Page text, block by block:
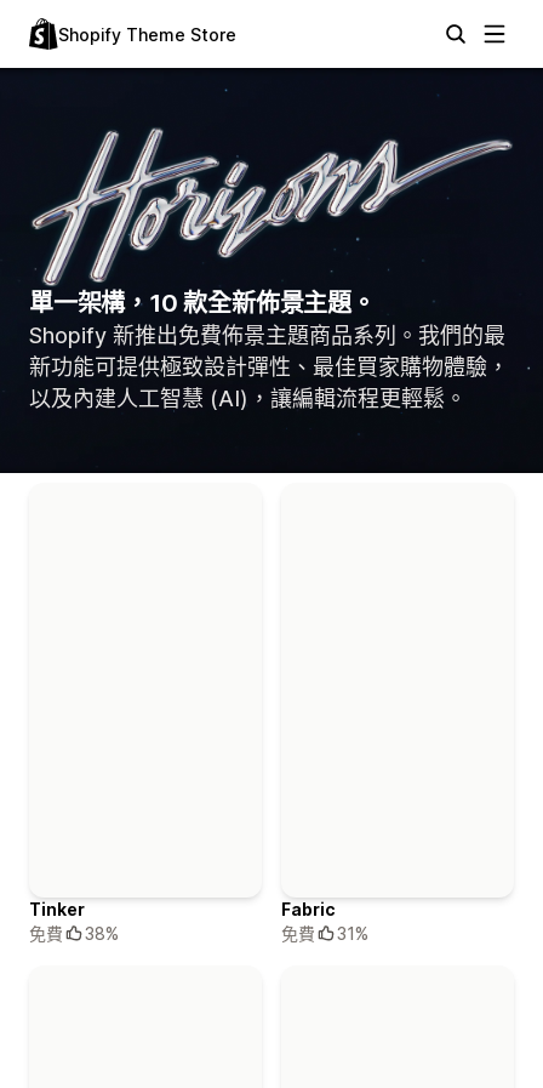
Shopify Theme Store
單一架構，10 款全新佈景主題。
Shopify 新推出免費佈景主題商品系列。我們的最
新功能可提供極致設計彈性、最佳買家購物體驗，
以及內建人工智慧 (AI)，讓編輯流程更輕鬆。
Tinker
免費
38%
Fabric
免費
31%